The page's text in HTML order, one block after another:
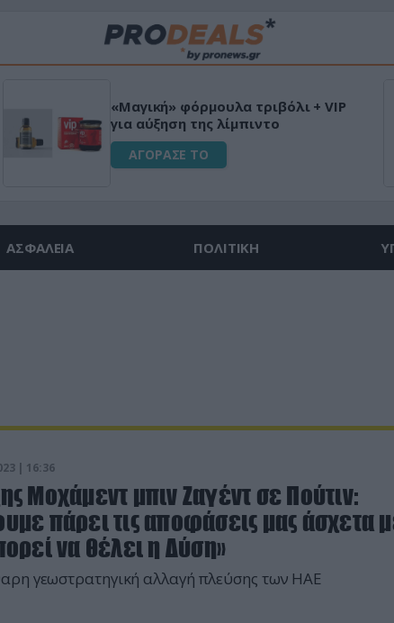
«Μαγική» φόρμουλα τριβόλι + VIP
για αύξηση της λίμπιντο
ΑΓΟΡΑΣΕ ΤΟ
ΑΣΦΑΛΕΙΑ ΠΟΛΙΤΙΚΗ
| 16:36
Μοχάμεντ μπιν Ζαγέντ σε Πούτιν:
πάρει τις αποφάσεις μας άσχετα
να θέλει η Δύση»
γεωστρατηγική αλλαγή πλεύσης των ΗΑΕ